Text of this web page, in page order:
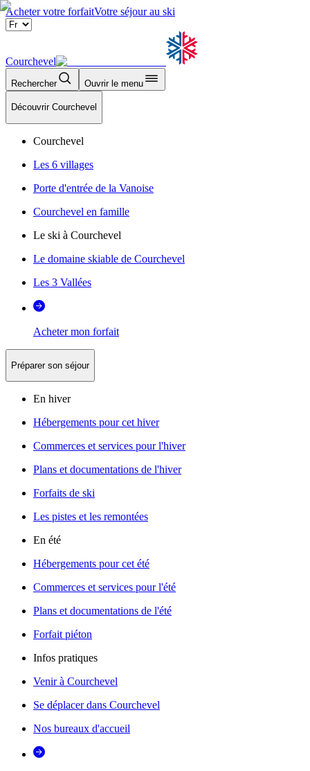
Acheter votre forfaitVotre séjour au ski
Courchevel
Rechercher Ouvrir le menu
Découvrir Courchevel
Courchevel
Les 6 villages
Porte d'entrée de la Vanoise
Courchevel en famille
Le ski à Courchevel
Le domaine skiable de Courchevel
Les 3 Vallées
Acheter mon forfait
Préparer son séjour
En hiver
Hébergements pour cet hiver
Commerces et services pour l'hiver
Plans et documentations de l'hiver
Forfaits de ski
Les pistes et les remontées
En été
Hébergements pour cet été
Commerces et services pour l'été
Plans et documentations de l'été
Forfait piéton
Infos pratiques
Venir à Courchevel
Se déplacer dans Courchevel
Nos bureaux d'accueil